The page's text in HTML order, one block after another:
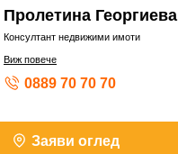
Пролетина Георгиева
Консултант недвижими имоти
Виж повече
0889 70 70 70
Заяви оглед